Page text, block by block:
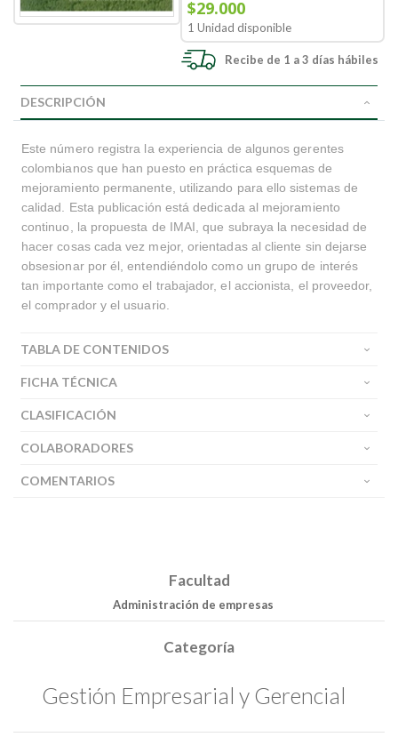
$29.000
1 Unidad disponible
Recibe de 1 a 3 días hábiles
DESCRIPCIÓN
Este número registra la experiencia de algunos gerentes
colombianos que han puesto en práctica esquemas de
mejoramiento permanente, utilizando para ello sistemas de
calidad. Esta publicación está dedicada al mejoramiento
continuo, la propuesta de IMAI, que subraya la necesidad de
hacer cosas cada vez mejor, orientadas al cliente sin dejarse
obsesionar por él, entendiéndolo como un grupo de interés
tan importante como el trabajador, el accionista, el proveedor,
el comprador y el usuario.
TABLA DE CONTENIDOS
FICHA TÉCNICA
CLASIFICACIÓN
COLABORADORES
COMENTARIOS
Facultad
Administración de empresas
Categoría
Gestión Empresarial y Gerencial